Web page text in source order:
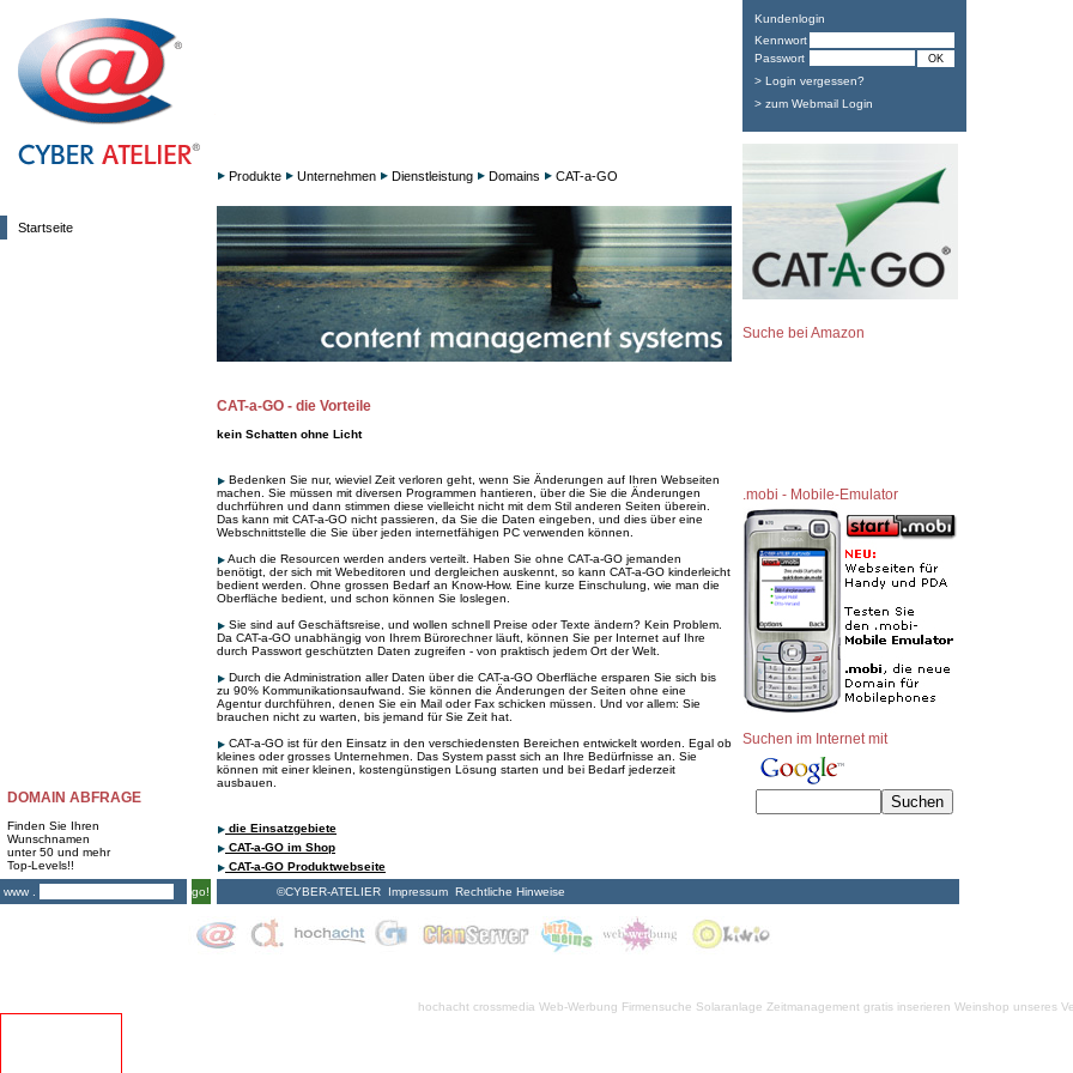
Startseite
DOMAIN ABFRAGE
Finden Sie Ihren
Wunschnamen
unter 50 und mehr
Top-Levels!!
www .
go!
Produkte Unternehmen Dienstleistung Domains CAT-a-GO
CAT-a-GO - die Vorteile
kein Schatten ohne Licht
Bedenken Sie nur, wieviel Zeit verloren geht, wenn Sie Änderungen auf Ihren Webseiten
machen. Sie müssen mit diversen Programmen hantieren, über die Sie die Änderungen
duchrführen und dann stimmen diese vielleicht nicht mit dem Stil anderen Seiten überein.
Das kann mit CAT-a-GO nicht passieren, da Sie die Daten eingeben, und dies über eine
Webschnittstelle die Sie über jeden internetfähigen PC verwenden können.
Auch die Resourcen werden anders verteilt. Haben Sie ohne CAT-a-GO jemanden
benötigt, der sich mit Webeditoren und dergleichen auskennt, so kann CAT-a-GO kinderleicht
bedient werden. Ohne grossen Bedarf an Know-How. Eine kurze Einschulung, wie man die
Oberfläche bedient, und schon können Sie loslegen.
Sie sind auf Geschäftsreise, und wollen schnell Preise oder Texte ändern? Kein Problem.
Da CAT-a-GO unabhängig von Ihrem Bürorechner läuft, können Sie per Internet auf Ihre
durch Passwort geschützten Daten zugreifen - von praktisch jedem Ort der Welt.
Durch die Administration aller Daten über die CAT-a-GO Oberfläche ersparen Sie sich bis
zu 90% Kommunikationsaufwand. Sie können die Änderungen der Seiten ohne eine
Agentur durchführen, denen Sie ein Mail oder Fax schicken müssen. Und vor allem: Sie
brauchen nicht zu warten, bis jemand für Sie Zeit hat.
CAT-a-GO ist für den Einsatz in den verschiedensten Bereichen entwickelt worden. Egal ob
kleines oder grosses Unternehmen. Das System passt sich an Ihre Bedürfnisse an. Sie
können mit einer kleinen, kostengünstigen Lösung starten und bei Bedarf jederzeit
ausbauen.
die Einsatzgebiete
CAT-a-GO im Shop
CAT-a-GO Produktwebseite
©CYBER-ATELIER
Impressum Rechtliche Hinweise
Kundenlogin
Kennwort
Passwort
> Login vergessen?
> zum Webmail Login
Suche bei Amazon
.mobi - Mobile-Emulator
Suchen im Internet mit
hochacht crossmedia Web-Werbung Firmensuche Solaranlage Zeitmanagement gratis inserieren Weinshop unseres